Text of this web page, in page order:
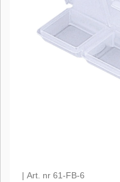
| Art. nr 61-FB-6